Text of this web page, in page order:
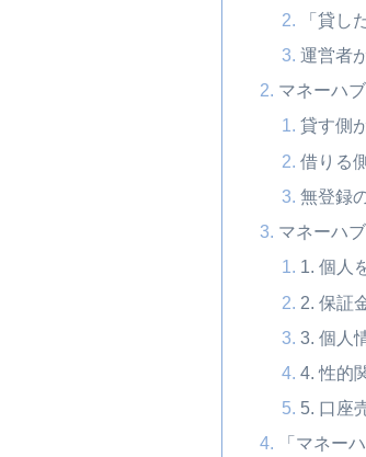
「貸し
運営者
マネーハ
貸す側
借りる
無登録
マネーハ
1. 個人
2. 保証
3. 個人
4. 性的
5. 口座
「マネー